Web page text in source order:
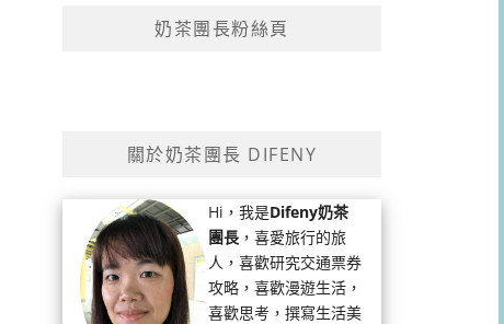
奶茶團長粉絲頁
關於奶茶團長 DIFENY
Hi，我是Difeny奶茶
團長 ，喜愛旅行的旅
人，喜歡研究交通票券
攻略，喜歡漫遊生活，
喜歡思考，撰寫生活美